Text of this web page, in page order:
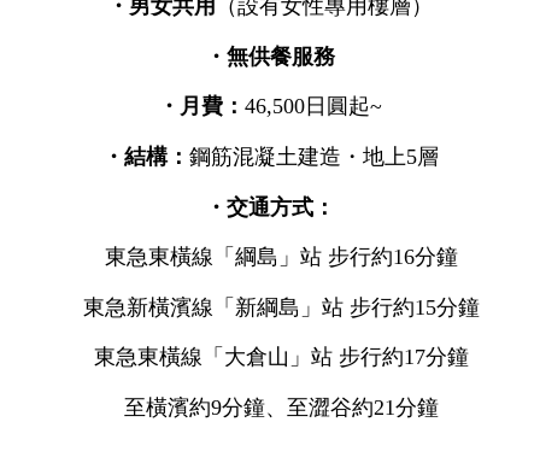
・男女共用 （設有女性專用樓層）
・無供餐服務
・月費： 46,500日圓起~
・結構： 鋼筋混凝土建造・地上5層
・交通方式：
東急東橫線「綱島」站 步行約16分鐘
東急新橫濱線「新綱島」站 步行約15分鐘
東急東橫線「大倉山」站 步行約17分鐘
至橫濱約9分鐘、至澀谷約21分鐘